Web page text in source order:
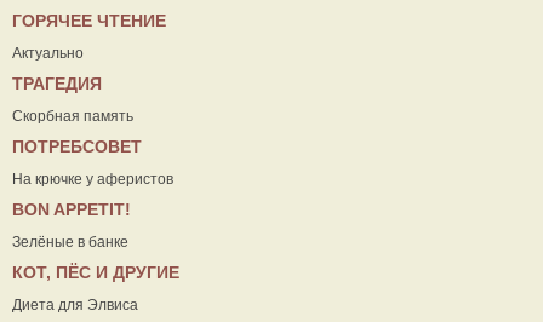
ГОРЯЧЕЕ ЧТЕНИЕ
Актуально
ТРАГЕДИЯ
Скорбная память
ПОТРЕБСОВЕТ
На крючке у аферистов
ВON APPETIT!
Зелёные в банке
КОТ, ПЁС И ДРУГИЕ
Диета для Элвиса